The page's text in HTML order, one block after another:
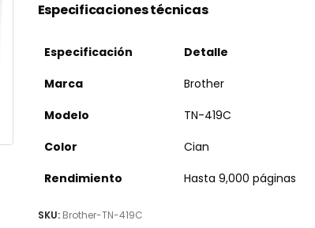
Especificaciones técnicas
Especificación
Detalle
Marca
Brother
Modelo
TN-419C
Color
Cian
Rendimiento
Hasta 9,000 páginas
SKU: Brother-TN-419C